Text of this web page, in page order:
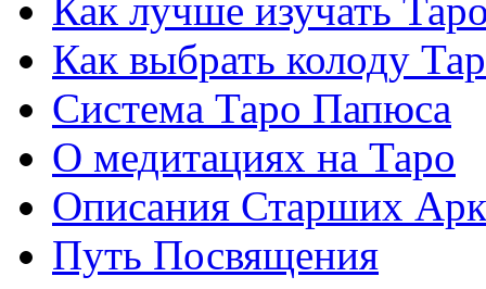
Как лучше изучать
Как выбрать колоду
Система Таро Папюса
О медитациях на Таро
Описания Старших
Путь Посвящения